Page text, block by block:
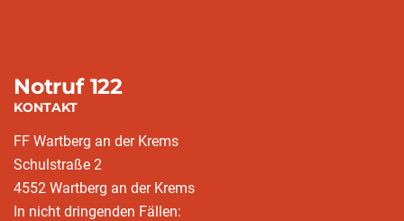
Notruf 122
KONTAKT
FF Wartberg an der Krems
Schulstraße 2
4552 Wartberg an der Krems
In nicht dringenden Fällen: